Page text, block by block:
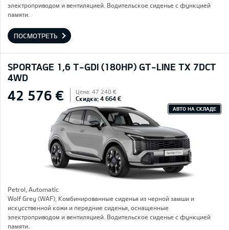
электроприводом и вентиляцией. Водительское сиденье с функцией
памяти.
ПОСМОТРЕТЬ
SPORTAGE 1,6 T-GDI (180HP) GT-LINE TX 7DCT
4WD
42 576 € Цена: 47 240 €
Скидка: 4 664 €
АВТО НА СКЛАДЕ
Petrol, Automatic
Wolf Grey (WAF), Комбинированные сиденья из черной замши и
искусственной кожи и передние сиденья, оснащенные
электроприводом и вентиляцией. Водительское сиденье с функцией
памяти.